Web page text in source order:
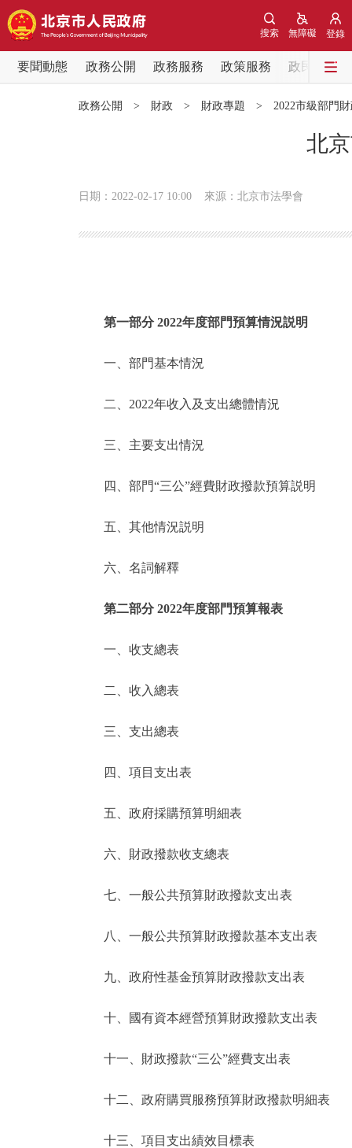
登錄
無障礙
搜索
要聞動態 政務公開 政務服務 政策服務
政民互動
便民服務
仲介服務
政民互動
12345網上接訴即辦
參與調查
走進北京
北京概況
綠色北京
ENGLISH
政務公開 > 財政 > 財政專題 > 2022市級部門
北
日期：2022-02-17 10:00 來源：北京市法學會
第一部分 2022年度部門預算情況説明
一、部門基本情況
二、2022年收入及支出總體情況
三、主要支出情況
四、部門“三公”經費財政撥款預算説明
五、其他情況説明
六、名詞解釋
第二部分 2022年度部門預算報表
一、收支總表
二、收入總表
三、支出總表
四、項目支出表
五、政府採購預算明細表
六、財政撥款收支總表
七、一般公共預算財政撥款支出表
八、一般公共預算財政撥款基本支出表
九、政府性基金預算財政撥款支出表
十、國有資本經營預算財政撥款支出表
十一、財政撥款“三公”經費支出表
十二、政府購買服務預算財政撥款明細表
十三、項目支出績效目標表